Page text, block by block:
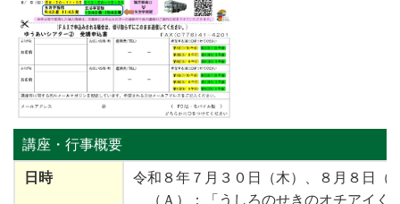
講座・行事概要
日時
令和８年７月３０日（木）、８月８日（
（Ａ）：「うしろのせきのオチアイく